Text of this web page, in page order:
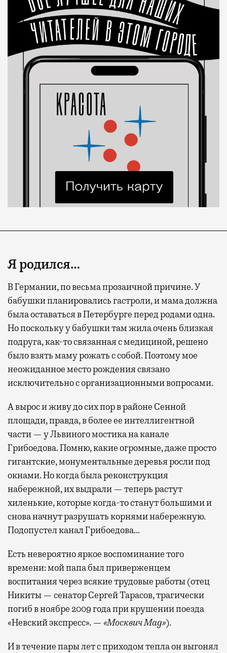
Я родился…
В Германии, по весьма прозаичной причине. У
бабушки планировались гастроли, и мама должна
была оставаться в Петербурге перед родами одна.
Но поскольку у бабушки там жила очень близкая
подруга, как-то связанная с медициной, решено
было взять маму рожать с собой. Поэтому мое
неожиданное место рождения связано
исключительно с организационными вопросами.
А вырос и живу до сих пор в районе Сенной
площади, правда, в более ее интеллигентной
части — у Львиного мостика на канале
Грибоедова. Помню, какие огромные, даже просто
гигантские, монументальные деревья росли под
окнами. Но когда была реконструкция
набережной, их выдрали — теперь растут
хиленькие, которые когда-то станут большими и
снова начнут разрушать корнями набережную.
Подопустел канал Грибоедова…
Есть невероятно яркое воспоминание того
времени: мой папа был приверженцем
воспитания через всякие трудовые работы (отец
Никиты — сенатор Сергей Тарасов, трагически
погиб в ноябре 2009 года при крушении поезда
«Невский экспресс». — «Москвич Mag»).
И в течение пары лет с приходом тепла он выгонял